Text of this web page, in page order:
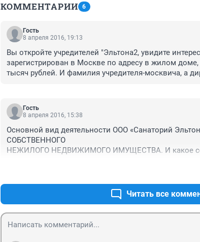
КОММЕНТАРИИ 6
Гость
8 апреля 2016, 19:13
Вы откройте учредителей "Эльтона2, увидите
зарегистрирован в Москве по адресу в жилом
тысяч рублей. И фамилия учредителя-москвича, а
третий человек. Условия нового здания неплохие,
не пускают в эксплуатацию. Люди, этот учредитель
санаторий очень значимый для болеющих людей?
Гость
8 апреля 2016, 15:38
Основной вид деятельности ООО «Санаторий
СОБСТВЕННОГО
НЕЖИЛОГО НЕДВИЖИМОГО ИМУЩЕСТВА. И какое
Читать все